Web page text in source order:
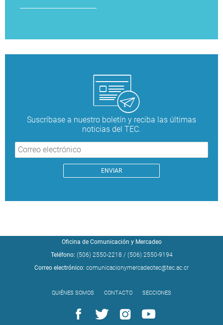
Suscríbase a nuestro boletín y reciba las últimas
noticias del TEC.
Oficina de Comunicación y Mercadeo
Teléfono: (506) 2550-2218 / (506) 2550-9194
Correo electrónico: comunicacionymercadeotec@tec.ac.cr
QUIÉNES SOMOS CONTACTO SECCIONES